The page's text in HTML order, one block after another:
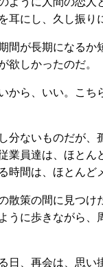
耳にし、久し振
間が長期になる
欲しかったのだ。
から、いい。こ
分ないものだが
業員達は、ほと
間は、ほとんど
散策の間に見つ
うに歩きながら
、再会は、思い